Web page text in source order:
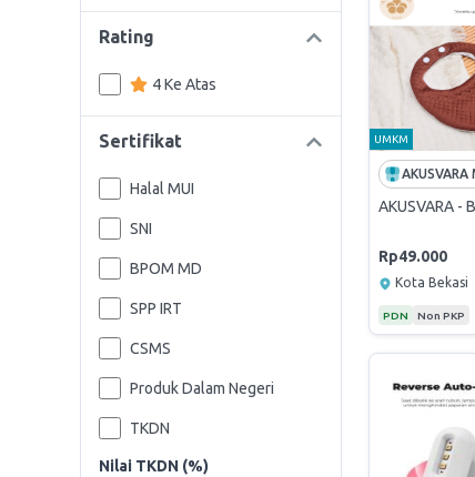
Rating
4 Ke Atas
Sertifikat
Halal MUI
SNI
BPOM MD
SPP IRT
CSMS
Produk Dalam Negeri
TKDN
Nilai TKDN (%)
UMKM
AKUSVARA -
Rp49.000
Kota Bekasi
PDN Non PKP